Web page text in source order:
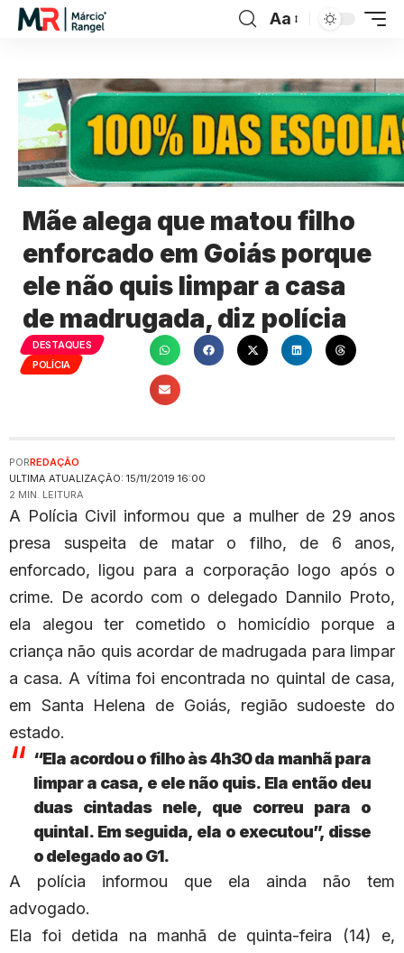
Aa
Mãe alega que matou filho
enforcado em Goiás porque
ele não quis limpar a casa
de madrugada, diz polícia
DESTAQUES
POLÍCIA
ULTIMA ATUALIZAÇÃO: 15/11/2019 16:00
PORREDAÇÃO
2 MIN. LEITURA
A Polícia Civil informou que a mulher de 29 anos
presa suspeita de matar o filho, de 6 anos,
enforcado, ligou para a corporação logo após o
crime. De acordo com o delegado Dannilo Proto,
ela alegou ter cometido o homicídio porque a
criança não quis acordar de madrugada para limpar
a casa. A vítima foi encontrada no quintal de casa,
em Santa Helena de Goiás, região sudoeste do
estado.
“Ela acordou o filho às 4h30 da manhã para
limpar a casa, e ele não quis. Ela então deu
duas cintadas nele, que correu para o
quintal. Em seguida, ela o executou”, disse
o delegado ao G1.
A polícia informou que ela ainda não tem
advogado.
Ela foi detida na manhã de quinta-feira (14) e,